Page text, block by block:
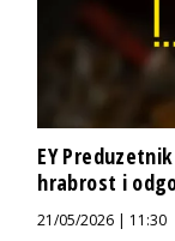
EY
hrabrost i
21/05/2026 | 11:30